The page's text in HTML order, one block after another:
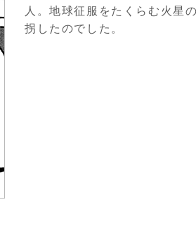
人。地球征服をたくらむ火星
拐したのでした。